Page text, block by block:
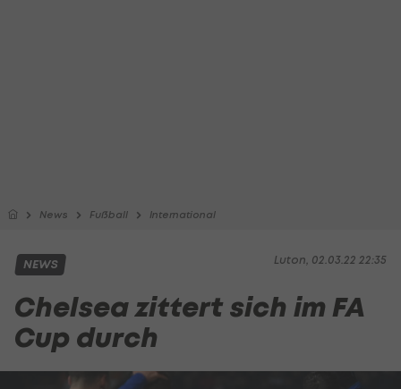
News Fußball International
Luton, 02.03.22 22:35
NEWS
Chelsea zittert sich im FA
Cup durch